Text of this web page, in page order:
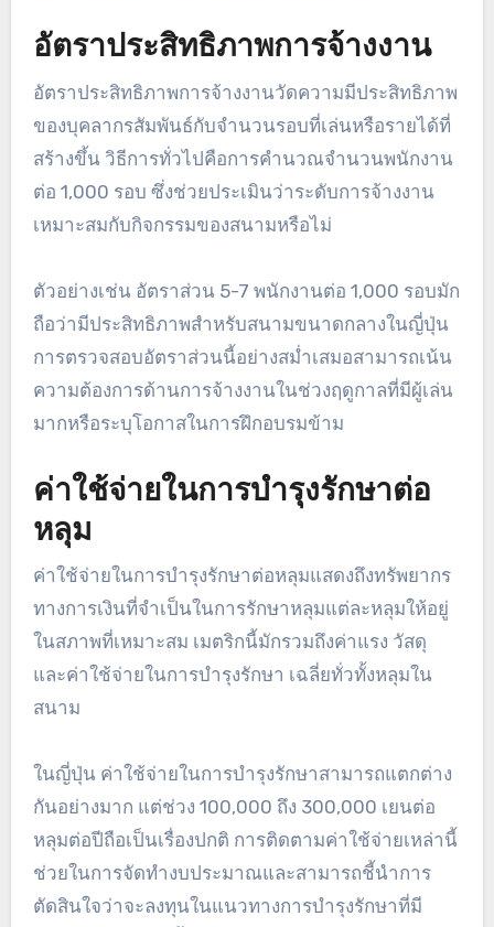
อัตราประสิทธิภาพการจ้างงาน
อัตราประสิทธิภาพการจ้างงานวัดความมีประสิทธิภาพ
ของบุคลากรสัมพันธ์กับจำนวนรอบที่เล่นหรือรายได้ที่
สร้างขึ้น วิธีการทั่วไปคือการคำนวณจำนวนพนักงาน
ต่อ 1,000 รอบ ซึ่งช่วยประเมินว่าระดับการจ้างงาน
เหมาะสมกับกิจกรรมของสนามหรือไม่
ตัวอย่างเช่น อัตราส่วน 5-7 พนักงานต่อ 1,000 รอบมัก
ถือว่ามีประสิทธิภาพสำหรับสนามขนาดกลางในญี่ปุ่น
การตรวจสอบอัตราส่วนนี้อย่างสม่ำเสมอสามารถเน้น
ความต้องการด้านการจ้างงานในช่วงฤดูกาลที่มีผู้เล่น
มากหรือระบุโอกาสในการฝึกอบรมข้าม
ค่าใช้จ่ายในการบำรุงรักษาต่อ
หลุม
ค่าใช้จ่ายในการบำรุงรักษาต่อหลุมแสดงถึงทรัพยากร
ทางการเงินที่จำเป็นในการรักษาหลุมแต่ละหลุมให้อยู่
ในสภาพที่เหมาะสม เมตริกนี้มักรวมถึงค่าแรง วัสดุ
และค่าใช้จ่ายในการบำรุงรักษา เฉลี่ยทั่วทั้งหลุมใน
สนาม
ในญี่ปุ่น ค่าใช้จ่ายในการบำรุงรักษาสามารถแตกต่าง
กันอย่างมาก แต่ช่วง 100,000 ถึง 300,000 เยนต่อ
หลุมต่อปีถือเป็นเรื่องปกติ การติดตามค่าใช้จ่ายเหล่านี้
ช่วยในการจัดทำงบประมาณและสามารถชี้นำการ
ตัดสินใจว่าจะลงทุนในแนวทางการบำรุงรักษาที่มี